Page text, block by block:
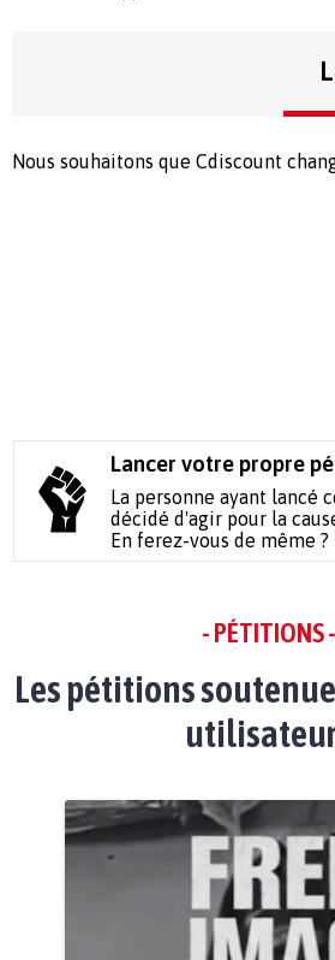
Nous souhaitons que Cdiscount
Lancer votre propre
La personne ayant lancé
décidé d'agir pour la
En ferez-vous de même ?
- PÉTITIONS -
Les pétitions